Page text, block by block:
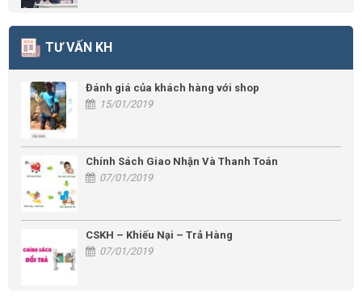
TƯ VẤN KH
Đánh giá của khách hàng với shop
15/01/2019
Chính Sách Giao Nhận Và Thanh Toán
07/01/2019
CSKH – Khiếu Nại – Trả Hàng
07/01/2019